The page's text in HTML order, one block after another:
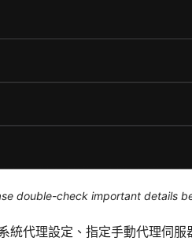
double-check important details
代理設定、指定手動代理伺服